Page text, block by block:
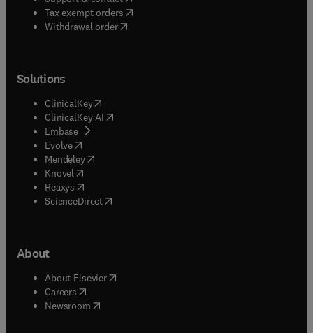
Tax exempt orders( opens in new tab/window
Withdrawal order
Solutions
ClinicalKey(opens in new tab/window
ClinicalKey AI opens in new tab/window
Embase( opens in new tab/window
Evolve(opens in new tab/window
Mendeley( opens in new tab/window
Knovel (opens in new tab/window
Reaxys (opens in new tab/window
ScienceDirect(opens in new tab/window
About
About Elsevier( opens in new tab/window
Careers opens in new tab/window
Newsroom( opens in new tab/window